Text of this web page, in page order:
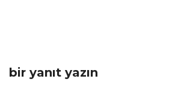
bir yanıt yazın